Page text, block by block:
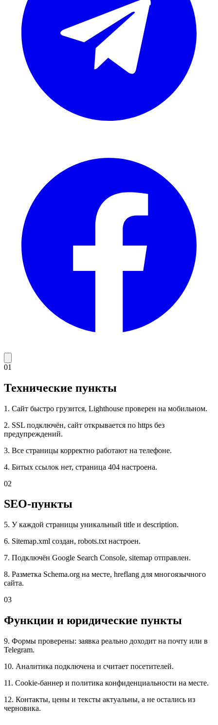
01
Технические пункты
1. Сайт быстро грузится, Lighthouse проверен на мобильном.
2. SSL подключён, сайт открывается по https без
предупреждений.
3. Все страницы корректно работают на телефоне.
4. Битых ссылок нет, страница 404 настроена.
02
SEO-пункты
5. У каждой страницы уникальный title и description.
6. Sitemap.xml создан, robots.txt настроен.
7. Подключён Google Search Console, sitemap отправлен.
8. Разметка Schema.org на месте, hreflang для многоязычного
сайта.
03
Функции и юридические пункты
9. Формы проверены: заявка реально доходит на почту или в
Telegram.
10. Аналитика подключена и считает посетителей.
11. Cookie-баннер и политика конфиденциальности на месте.
12. Контакты, цены и тексты актуальны, а не остались из
черновика.